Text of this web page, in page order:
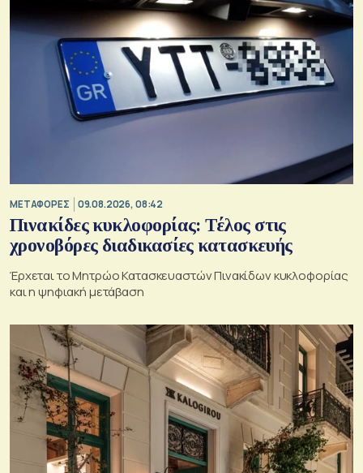
ΜΕΤΑΦΟΡΕΣ 09.08.2026, 08:42
Πινακίδες κυκλοφορίας: Τέλος στις
χρονοβόρες διαδικασίες κατασκευής
Έρχεται το Μητρώο Κατασκευαστών Πινακίδων κυκλοφορίας
και η ψηφιακή μετάβαση